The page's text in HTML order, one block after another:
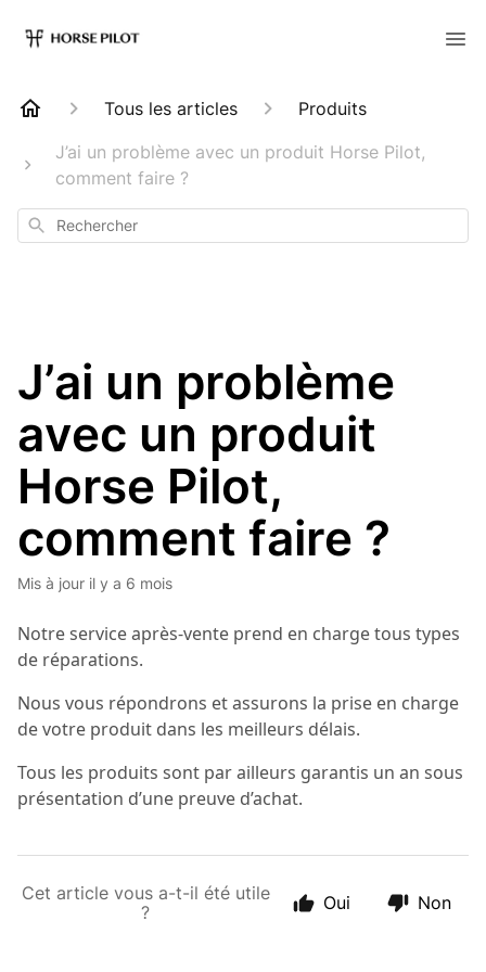
Tous les articles
Produits
J’ai un problème avec un produit Horse Pilot,
comment faire ?
Rechercher
J’ai un problème
avec un produit
Horse Pilot,
comment faire ?
Mis à jour il y a 6 mois
Notre service après-vente prend en charge tous types
de réparations.
Nous vous répondrons et assurons la prise en charge
de votre produit dans les meilleurs délais.
Tous les produits sont par ailleurs garantis un an sous
présentation d’une preuve d’achat.
Cet article vous a-t-il été utile
?
Oui Non